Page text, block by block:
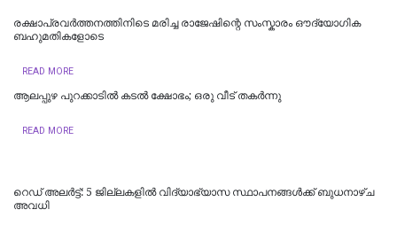
രക്ഷാപ്രവർത്തനത്തിനിടെ മരിച്ച രാജേഷിന്റെ സംസ്കാരം ഔദ്യോ​ഗിക
ബഹുമതികളോടെ
READ MORE
ആലപ്പുഴ പുറക്കാടിൽ കടൽ ക്ഷോഭം; ഒരു വീട് തകർന്നു
READ MORE
റെഡ് അലർട്ട്: 5 ജില്ലകളിൽ വിദ്യാഭ്യാസ സ്ഥാപനങ്ങൾക്ക് ബുധനാഴ്ച
അവധി